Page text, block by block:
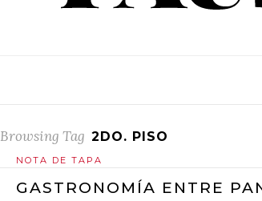
Browsing Tag 2DO. PISO
NOTA DE TAPA
GASTRONOMÍA ENTRE